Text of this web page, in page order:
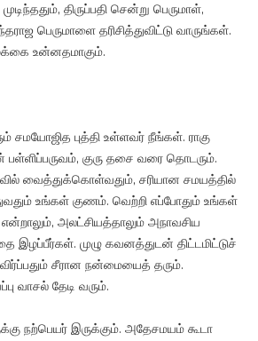
திருப்பதி சென்று பெருமாள்,
பெருமாளை தரிசித்துவிட்டு வாருங்கள்.
உன்னதமாகும்.
சமயோஜித புத்தி உள்ளவர் நீங்கள். ராகு
பள்ளிப்பருவம், குரு தசை வரை தொடரும்.
வைத்துக்கொள்வதும், சரியான சமயத்தில்
உங்கள் குணம். வெற்றி எப்போதும் உங்கள்
அலட்சியத்தாலும் அநாவசிய
முழு கவனத்துடன் திட்டமிட்டுச்
சீரான நன்மையைத் தரும்.
வாசல் தேடி வரும்.
நற்பெயர் இருக்கும். அதேசமயம் கூடா